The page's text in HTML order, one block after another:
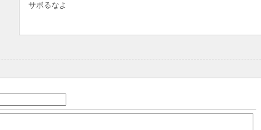
サボるなよ